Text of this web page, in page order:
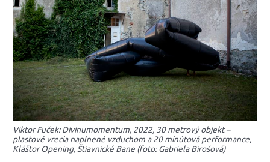
Viktor Fuček: Divinumomentum, 2022, 30 metrový objekt –
plastové vrecia naplnené vzduchom a 20 minútová performance,
Kláštor Opening, Štiavnické Bane (foto: Gabriela Birošová)